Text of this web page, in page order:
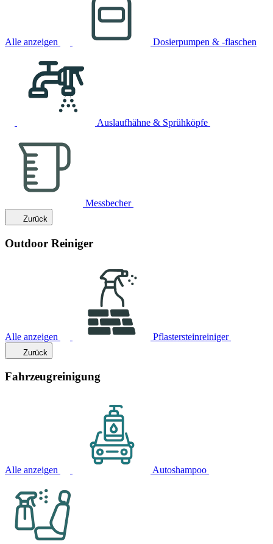
Alle anzeigen Dosierpumpen & -flaschen
Auslaufhähne & Sprühköpfe
Messbecher
Zurück
Outdoor Reiniger
Alle anzeigen Pflastersteinreiniger
Zurück
Fahrzeugreinigung
Alle anzeigen Autoshampoo